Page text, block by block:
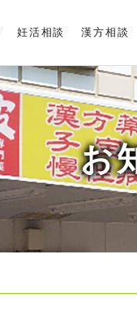
妊活相談 漢方相談
お